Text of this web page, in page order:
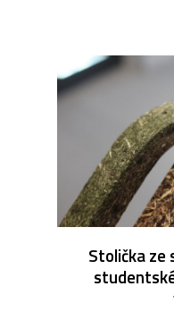
Stolička ze